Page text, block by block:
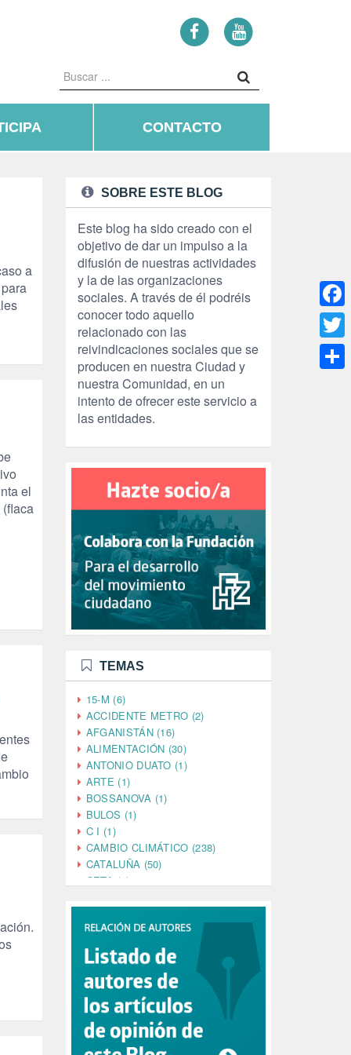
CONTACTO
a
el
SOBRE ESTE BLOG
Este blog ha sido creado con el
objetivo de dar un impulso a la
difusión de nuestras actividades
y la de las organizaciones
sociales. A través de él podréis
conocer todo aquello
relacionado con las
reivindicaciones sociales que se
producen en nuestra Ciudad y
nuestra Comunidad, en un
intento de ofrecer este servicio a
las entidades.
TEMAS
15-M (6)
ACCIDENTE METRO (2)
AFGANISTÁN (16)
ALIMENTACIÓN (30)
ANTONIO DUATO (1)
ARTE (1)
BOSSANOVA (1)
BULOS (1)
C I (1)
CAMBIO CLIMÁTICO (238)
CATALUÑA (50)
CETA (2)
CINE (35)
CIUDADANÍA (633)
COMPROMISO (2)
CONFERENCIA (1)
CONSUMO (1)
CORONAVIRUS (155)
CORRUPCIÓN (215)
CULTURA (704)